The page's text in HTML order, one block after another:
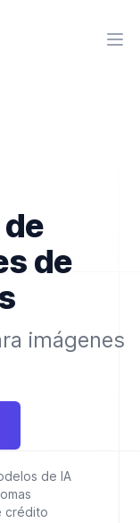
de
imágenes
de IA
crédito